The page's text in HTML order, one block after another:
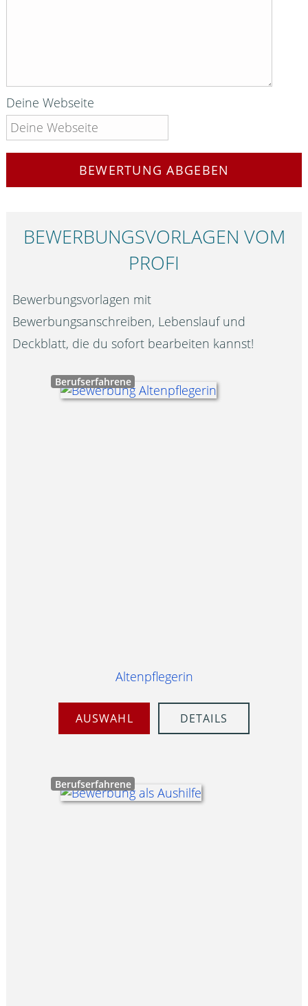
Deine Webseite
BEWERTUNG ABGEBEN
BEWERBUNGS­VORLAGEN VOM
PROFI
Bewerbungsvorlagen mit
Bewerbungsanschreiben, Lebenslauf und
Deckblatt, die du sofort bearbeiten kannst!
Berufserfahrene
Altenpflegerin
AUSWAHL DETAILS
Berufserfahrene